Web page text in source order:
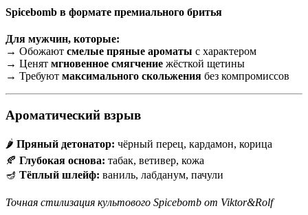
Spicebomb в формате премиального бритья
Для мужчин, которые:
→ Обожают смелые пряные ароматы с характером
→ Ценят мгновенное смягчение жёсткой щетины
→ Требуют максимального скольжения без компромиссов
Ароматический взрыв
🌶 Пряный детонатор: чёрный перец, кардамон, корица
🍂 Глубокая основа: табак, ветивер, кожа
🪔 Тёплый шлейф: ваниль, лабданум, пачули
Точная стилизация культового Spicebomb от Viktor&Rolf